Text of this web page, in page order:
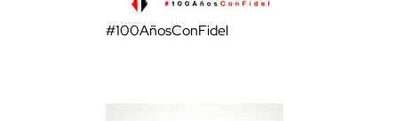
#100AñosConFidel